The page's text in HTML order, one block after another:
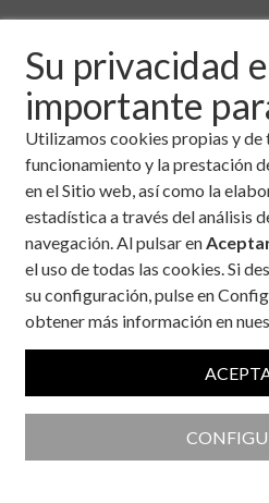
Su privacidad
importante
Utilizamos cookies propias y de
funcionamiento y la prestación
en el Sitio web, así como la
estadística a través del análisis
navegación. Al pulsar en
el uso de todas las cookies. Si
su configuración, pulse en
obtener más información en
Descargar fichero de la
pdf)